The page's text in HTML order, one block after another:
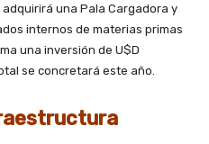
una Pala Cargadora y
internos de materias primas
una inversión de U$D
se concretará este año.